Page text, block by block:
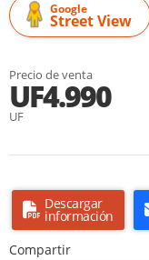
Google
Street View
Precio de venta
UF4.990
UF
Descargar
información
Compartir